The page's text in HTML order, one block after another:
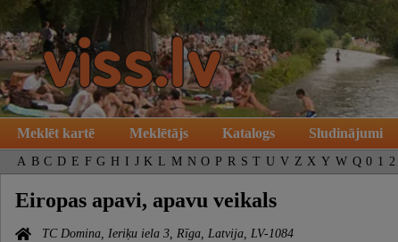
Meklēt kartē Meklētājs Katalogs Sludinājumi
A B C D E F G H I J K L M N O P R S T U V Z X Y W Q 0 1 2
Eiropas apavi, apavu veikals
TC Domina, Ieriķu iela 3, Rīga, Latvija, LV-1084